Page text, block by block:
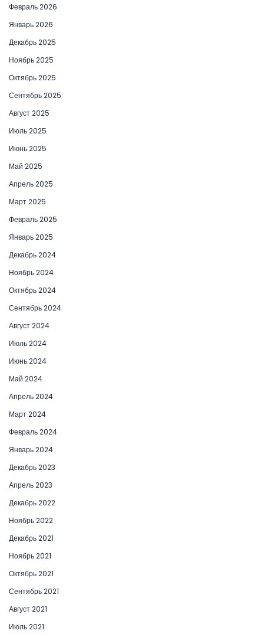
Февраль 2026
Январь 2026
Декабрь 2025
Ноябрь 2025
Октябрь 2025
Сентябрь 2025
Август 2025
Июль 2025
Июнь 2025
Май 2025
Апрель 2025
Март 2025
Февраль 2025
Январь 2025
Декабрь 2024
Ноябрь 2024
Октябрь 2024
Сентябрь 2024
Август 2024
Июль 2024
Июнь 2024
Май 2024
Апрель 2024
Март 2024
Февраль 2024
Январь 2024
Декабрь 2023
Апрель 2023
Декабрь 2022
Ноябрь 2022
Декабрь 2021
Ноябрь 2021
Октябрь 2021
Сентябрь 2021
Август 2021
Июль 2021